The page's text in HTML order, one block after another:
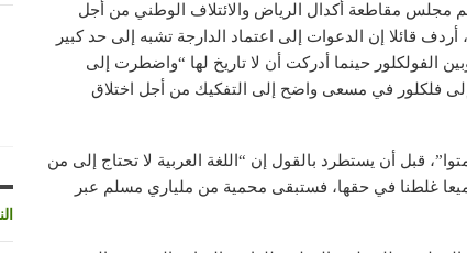
مجلس مقاطعة أكدال الرياض والائتلاف الوطني من أجل
أردف قائلا إن الدعوات إلى اعتماد الدارجة تشبه إلى حد كبير
الفولكلور حينما أدركت أن لا تاريخ لها “واضطرت إلى
إلى فلكلور في مسعى واضح إلى التفكيك من أجل اختلاق
قبل أن يستطرد بالقول إن “اللغة العربية لا تحتاج إلى من
غلطنا في حقها، فستبقى محمية من ملياري مسلم عبر